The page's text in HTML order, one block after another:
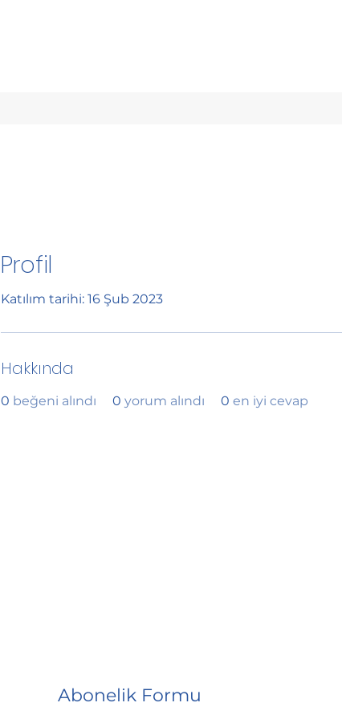
Profil
Katılım tarihi: 16 Şub 2023
Hakkında
0 beğeni alındı 0 yorum alındı 0 en iyi cevap
Abonelik Formu